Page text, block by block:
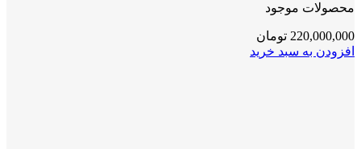
محصولات موجود
220,000,000 تومان
افزودن به سبد خرید